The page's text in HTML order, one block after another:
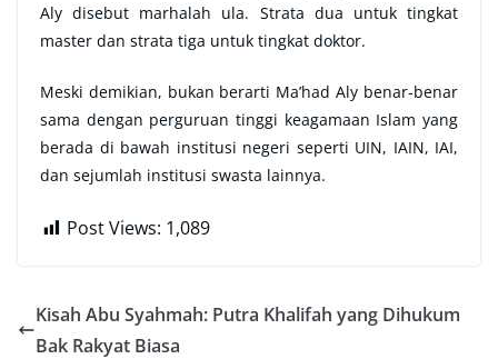
Aly disebut marhalah ula. Strata dua untuk tingkat
master dan strata tiga untuk tingkat doktor.
Meski demikian, bukan berarti Ma’had Aly benar-benar
sama dengan perguruan tinggi keagamaan Islam yang
berada di bawah institusi negeri seperti UIN, IAIN, IAI,
dan sejumlah institusi swasta lainnya.
Post Views: 1,089
Kisah Abu Syahmah: Putra Khalifah yang Dihukum
Bak Rakyat Biasa